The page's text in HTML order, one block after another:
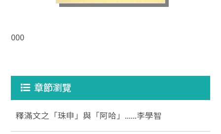
000
章節瀏覽
釋滿文之「珠申」與「阿哈」......李學智